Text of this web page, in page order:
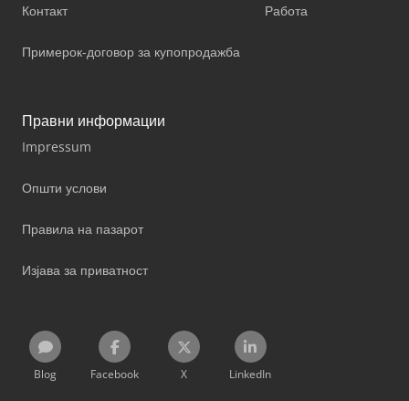
Контакт
Примерок-договор за купопродажба
Работа
Правни информации
Impressum
Општи услови
Правила на пазарот
Изјава за приватност
Blog Facebook X LinkedIn